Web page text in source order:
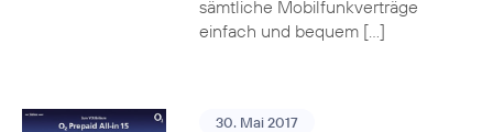
sämtliche Mobilfunkverträge
einfach und bequem […]
30. Mai 2017